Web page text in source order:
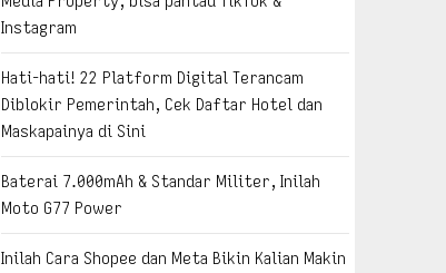
Instagram
Hati-hati! 22 Platform Digital Terancam
Diblokir Pemerintah, Cek Daftar Hotel dan
Maskapainya di Sini
Baterai 7.000mAh & Standar Militer, Inilah
Moto G77 Power
Inilah Cara Shopee dan Meta Bikin Kalian Makin